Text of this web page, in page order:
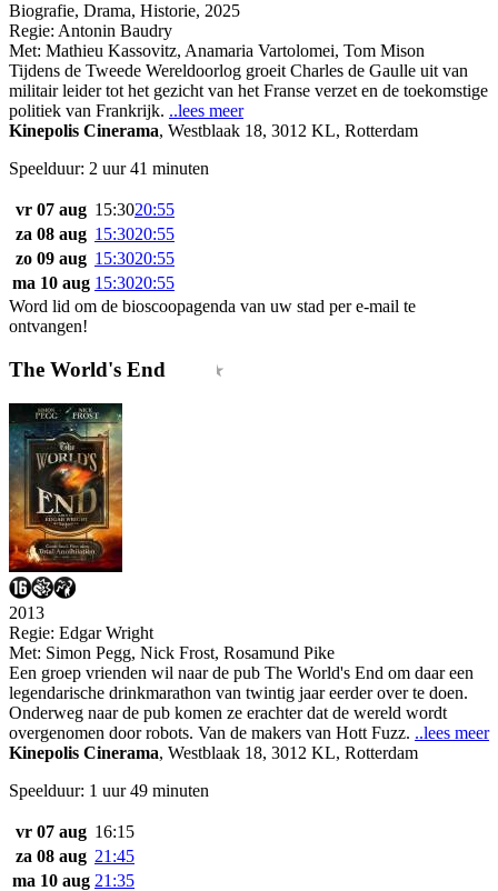
Biografie, Drama, Historie, 2025
Regie: Antonin Baudry
Met: Mathieu Kassovitz, Anamaria Vartolomei, Tom Mison
Tijdens de Tweede Wereldoorlog groeit Charles de Gaulle uit van
militair leider tot het gezicht van het Franse verzet en de toekomstige
politiek van Frankrijk. ..lees meer
Kinepolis Cinerama, Westblaak 18, 3012 KL, Rotterdam
Speelduur: 2 uur 41 minuten
vr 07 aug 15:3020:55
za 08 aug 15:3020:55
zo 09 aug 15:3020:55
ma 10 aug 15:3020:55
Word lid om de bioscoopagenda van uw stad per e-mail te
ontvangen!
The World's End
2013
Regie: Edgar Wright
Met: Simon Pegg, Nick Frost, Rosamund Pike
Een groep vrienden wil naar de pub The World's End om daar een
legendarische drinkmarathon van twintig jaar eerder over te doen.
Onderweg naar de pub komen ze erachter dat de wereld wordt
overgenomen door robots. Van de makers van Hott Fuzz. ..lees meer
Kinepolis Cinerama, Westblaak 18, 3012 KL, Rotterdam
Speelduur: 1 uur 49 minuten
vr 07 aug 16:15
za 08 aug 21:45
ma 10 aug 21:35